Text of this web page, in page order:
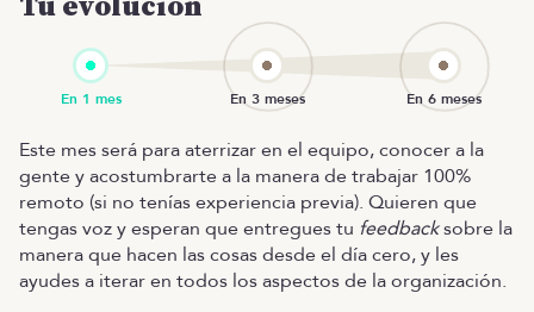
Tu evolución
Este mes será para aterrizar en el equipo, conocer a la
gente y acostumbrarte a la manera de trabajar 100%
remoto (si no tenías experiencia previa). Quieren que
tengas voz y esperan que entregues tu feedbacksobre la
manera que hacen las cosas desde el día cero, y les
ayudes a iterar en todos los aspectos de la organización.